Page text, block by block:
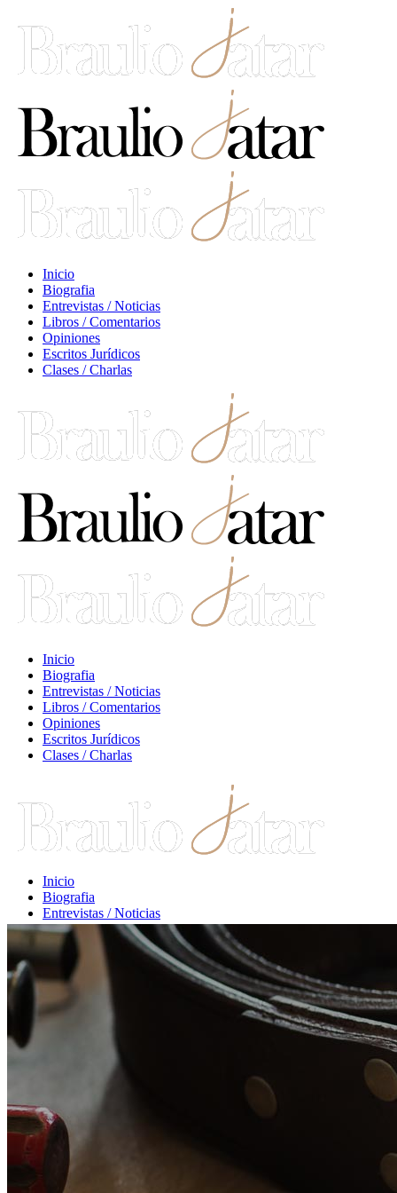
Inicio
Biografia
Entrevistas / Noticias
Libros / Comentarios
Opiniones
Escritos Jurídicos
Clases / Charlas
Inicio
Biografia
Entrevistas / Noticias
Libros / Comentarios
Opiniones
Escritos Jurídicos
Clases / Charlas
Inicio
Biografia
Entrevistas / Noticias
Libros / Comentarios
Opiniones
Escritos Jurídicos
Clases / Charlas